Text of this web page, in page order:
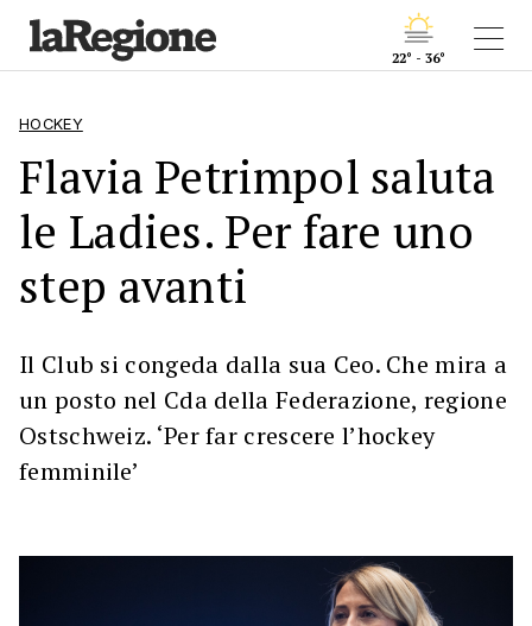
22° - 36°
HOCKEY
Flavia Petrimpol saluta
le Ladies. Per fare uno
step avanti
Il Club si congeda dalla sua Ceo. Che mira a
un posto nel Cda della Federazione, regione
Ostschweiz. ‘Per far crescere l’hockey
femminile’